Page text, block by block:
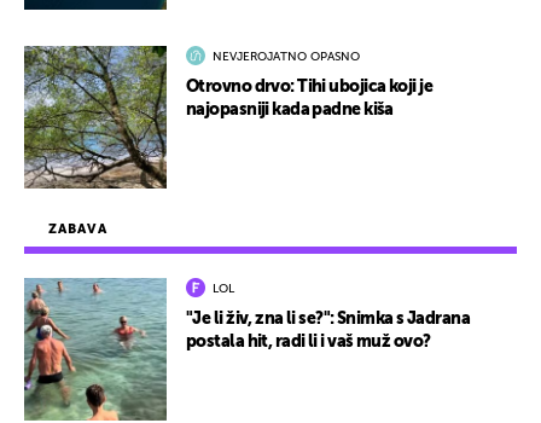
ZABAVA
LOL
"Je li živ, zna li se?": Snimka s Jadrana
postala hit, radi li i vaš muž ovo?
NEVJEROJATNO OPASNO
Otrovno drvo: Tihi ubojica koji je
najopasniji kada padne kiša